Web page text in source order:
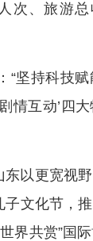
次、旅游
坚持科技
情互动’四
以更宽视
文化节，
界共赏”国